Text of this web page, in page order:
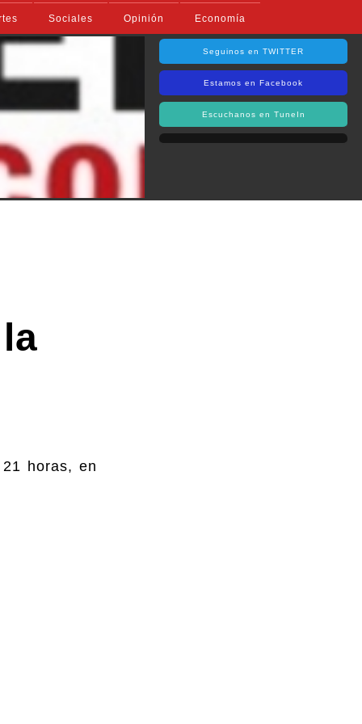
Sociales Opinión Economía
Seguinos en TWITTER
Estamos en Facebook
Escuchanos en TuneIn
horas, en